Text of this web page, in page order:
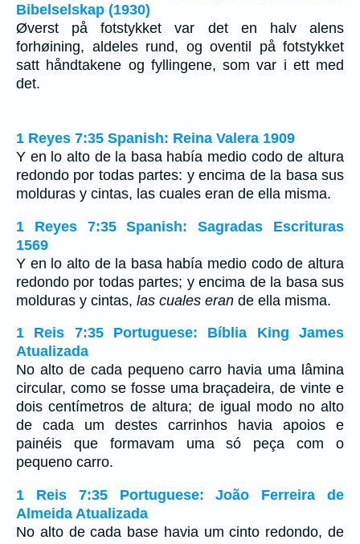
Bibelselskap (1930)
Øverst på fotstykket var det en halv alens
forhøining, aldeles rund, og oventil på fotstykket
satt håndtakene og fyllingene, som var i ett med
det.
1 Reyes 7:35 Spanish: Reina Valera 1909
Y en lo alto de la basa había medio codo de altura
redondo por todas partes: y encima de la basa sus
molduras y cintas, las cuales eran de ella misma.
1 Reyes 7:35 Spanish: Sagradas Escrituras
1569
Y en lo alto de la basa había medio codo de altura
redondo por todas partes; y encima de la basa sus
molduras y cintas, las cuales eran de ella misma.
1 Reis 7:35 Portuguese: Bíblia King James
Atualizada
No alto de cada pequeno carro havia uma lâmina
circular, como se fosse uma braçadeira, de vinte e
dois centímetros de altura; de igual modo no alto
de cada um destes carrinhos havia apoios e
painéis que formavam uma só peça com o
pequeno carro.
1 Reis 7:35 Portuguese: João Ferreira de
Almeida Atualizada
No alto de cada base havia um cinto redondo, de